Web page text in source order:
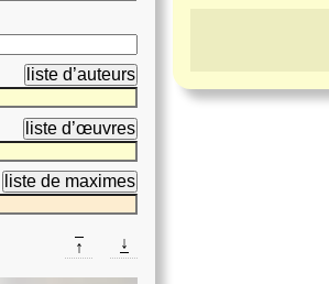
liste d’auteurs
liste d’œuvres
liste de maximes
↓
↑